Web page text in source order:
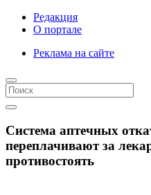
Редакция
О портале
Реклама на сайте
Система аптечных
переплачивают за
противостоять